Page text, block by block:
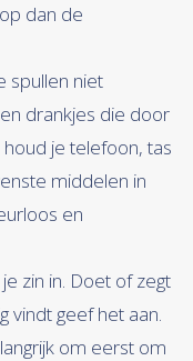
dan de
spullen niet
drankjes die door
je telefoon, tas
middelen in
en
zin in. Doet of zegt
vindt geef het aan.
om eerst om